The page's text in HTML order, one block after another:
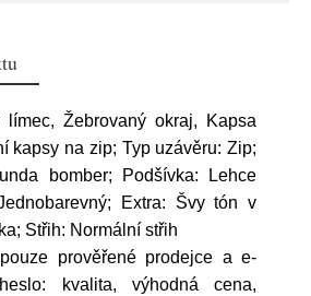
límec, Žebrovaný okraj, Kapsa
kapsy na zip; Typ uzávěru: Zip;
bomber; Podšívka: Lehce
Extra: Švy tón v
Střih: Normální střih
prověřené prodejce a e-
kvalita, výhodná cena,